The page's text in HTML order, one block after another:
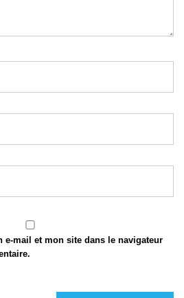
e-mail et mon site dans le navigateur